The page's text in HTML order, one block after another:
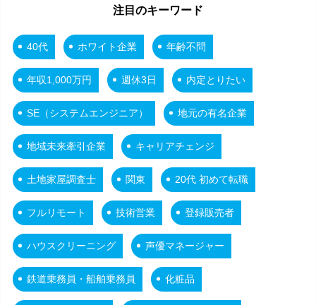
注目のキーワード
40代 ホワイト企業 年齢不問
年収1,000万円 週休3日 内定とりたい
SE（システムエンジニア） 地元の有名企業
地域未来牽引企業 キャリアチェンジ
土地家屋調査士 関東 20代 初めて転職
フルリモート 技術営業 登録販売者
ハウスクリーニング 声優マネージャー
鉄道乗務員・船舶乗務員 化粧品